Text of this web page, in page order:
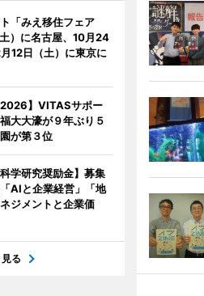
「みえ移住フェア
）に名古屋、10月24
12日（土）に東京に
2026】VITASサポー
大大濠が９年ぶり５
が第３位
学研究奨励金】募集
AIと企業経営」「地
ジメントと企業価
る